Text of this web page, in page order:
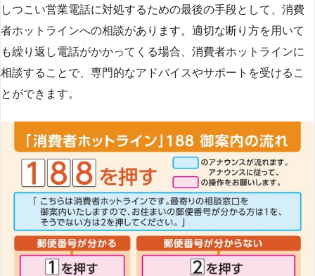
しつこい営業電話に対処するための最後の手段として、消費
者ホットラインへの相談があります。適切な断り方を用いて
も繰り返し電話がかかってくる場合、消費者ホットラインに
相談することで、専門的なアドバイスやサポートを受けるこ
とができます​​。